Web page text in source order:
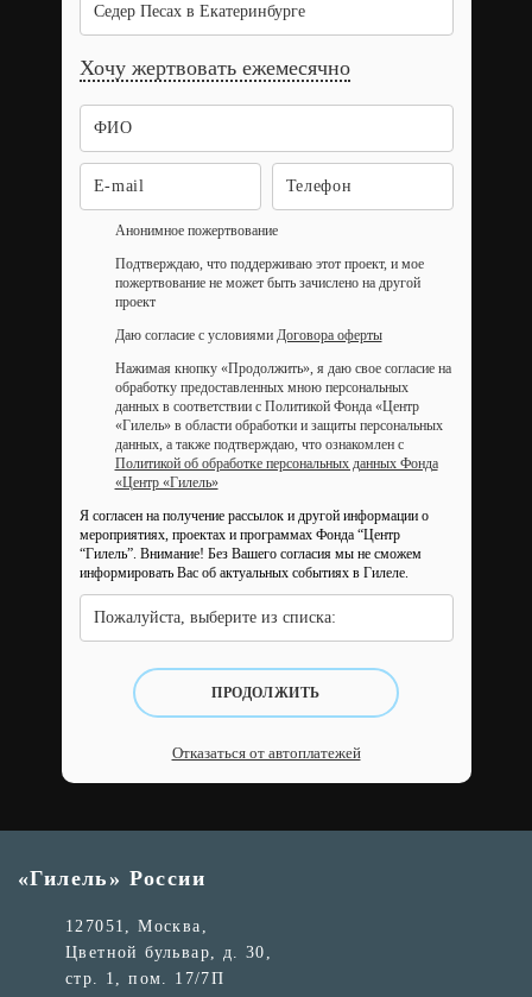
Седер Песах в Екатеринбурге
Хочу жертвовать ежемесячно
Анонимное пожертвование
Подтверждаю, что поддерживаю этот проект, и мое
пожертвование не может быть зачислено на другой
проект
Даю согласие с условиями Договора оферты
Нажимая кнопку «Продолжить», я даю свое согласие на
обработку предоставленных мною персональных
данных в соответствии с Политикой Фонда «Центр
«Гилель» в области обработки и защиты персональных
данных, а также подтверждаю, что ознакомлен с
Политикой об обработке персональных данных Фонда
«Центр «Гилель»
Я согласен на получение рассылок и другой информации о
мероприятиях, проектах и программах Фонда “Центр
“Гилель”. Внимание! Без Вашего согласия мы не сможем
информировать Вас об актуальных событиях в Гилеле.
Пожалуйста, выберите из списка:
ПРОДОЛЖИТЬ
Отказаться от автоплатежей
«Гилель» России
127051, Москва,
Цветной бульвар, д. 30,
стр. 1, пом. 17/7П